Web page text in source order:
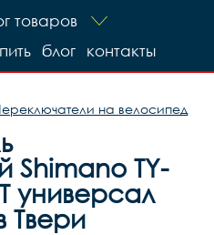
товаров
контакты
блог
на велосипед
Shimano TY-
универсал
Твери